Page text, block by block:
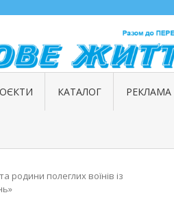
КАТАЛОГ РЕКЛАМА
родини полеглих воїнів із